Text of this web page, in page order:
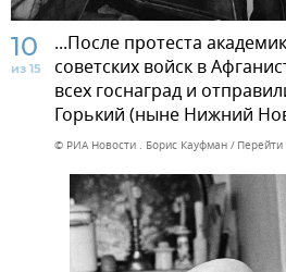
10
из 15
...После протеста
советских войск в
всех госнаград и
Горький (ныне Нижний
© РИА Новости . Борис Кауфман